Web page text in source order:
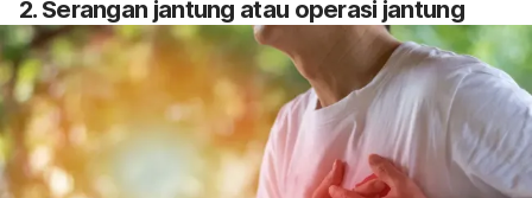
2. Serangan jantung atau operasi jantung